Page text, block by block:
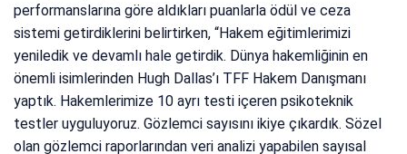
performanslarına göre aldıkları puanlarla ödül ve ceza
sistemi getirdiklerini belirtirken, “Hakem eğitimlerimizi
yeniledik ve devamlı hale getirdik. Dünya hakemliğinin en
önemli isimlerinden Hugh Dallas’ı TFF Hakem Danışmanı
yaptık. Hakemlerimize 10 ayrı testi içeren psikoteknik
testler uyguluyoruz. Gözlemci sayısını ikiye çıkardık. Sözel
olan gözlemci raporlarından veri analizi yapabilen sayısal